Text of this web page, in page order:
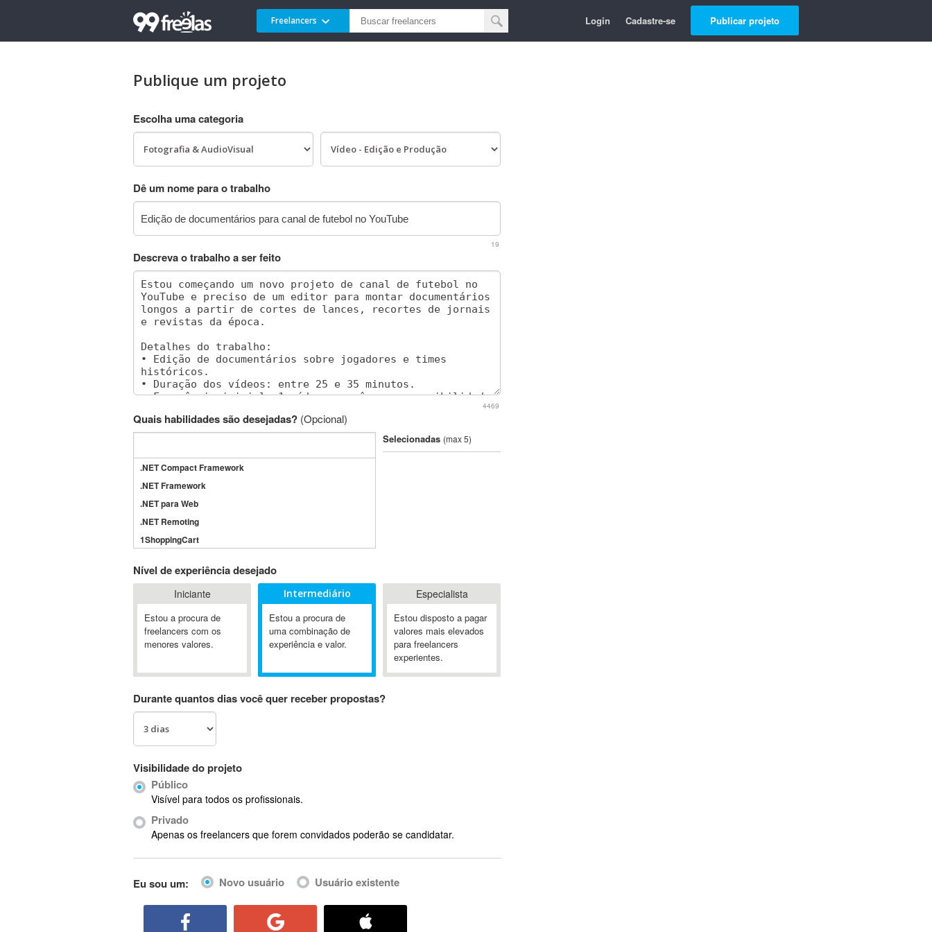
Freelancers Login Cadastre-se Publicar projeto
Publique um projeto
Escolha uma categoria
Dê um nome para o trabalho
19
Descreva o trabalho a ser feito
4469
Quais habilidades são desejadas? (Opcional)
.NET Compact Framework
.NET Framework
.NET para Web
.NET Remoting
1ShoppingCart
3GSM
4D Dimension
802.11
A&P
A-GPS
Ab Initio
ABIS
AbleCommerce
Ableton Live
Abstract Window Toolkit (AWT)
Selecionadas (max 5)
Nível de experiência desejado
Iniciante
Estou a procura de
freelancers com os
menores valores.
Intermediário
Estou a procura de
uma combinação de
experiência e valor.
Especialista
Estou disposto a pagar
valores mais elevados
para freelancers
experientes.
Durante quantos dias você quer receber propostas?
Visibilidade do projeto
Público
Visível para todos os profissionais.
Privado
Apenas os freelancers que forem convidados poderão se candidatar.
Eu sou um: Novo usuário Usuário existente